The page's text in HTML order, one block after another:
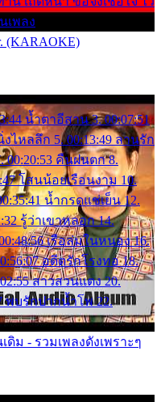
เพลง
(KARAOKE)
น้ำตาอีสาน 3. 00:07:51
ไหลลึก 5. 00:13:49 ลานรัก
00:20:53 คืนฝนตก 8.
โสนน้อยเรือนงาม 10.
น้ำกรดแช่เย็น 12.
รู้ว่าเขาหลอก 14.
เรือล่มในหนอง 16.
อดีตรักโรงทอ 18.
สาวสวนแตง 20.
พบรักปากน้ำโพ 22.
- รวมเพลงดังเพราะๆ